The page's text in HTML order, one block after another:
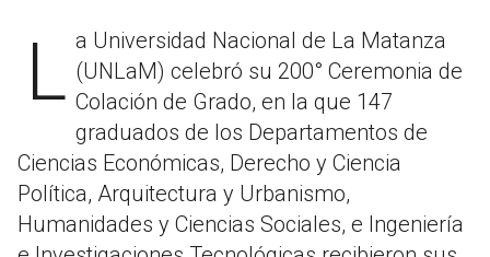
La Universidad Nacional de La Matanza (UNLaM) celebró su 200° Ceremonia de
Colación de Grado, en la que 147
graduados de los Departamentos de
Ciencias Económicas, Derecho y Ciencia
Política, Arquitectura y Urbanismo,
Humanidades y Ciencias Sociales, e Ingeniería